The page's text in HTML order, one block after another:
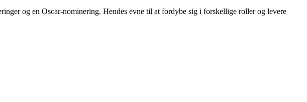
og en Oscar-nominering. Hendes evne til at fordybe sig i forskellige roller og levere